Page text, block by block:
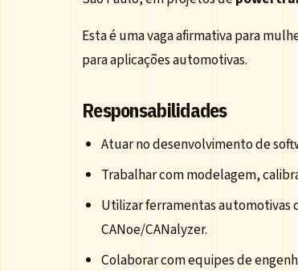
Esta é uma vaga afirmativa para
para aplicações automotivas.
Responsabilidades
Atuar no desenvolvimento de
Trabalhar com modelagem,
Utilizar ferramentas automotivas
CANoe/CANalyzer.
Colaborar com equipes de